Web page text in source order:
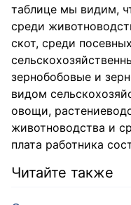
таблице мы видим,
среди
скот, среди
зернобобовые и
видом
овощи,
животноводства и
плата работника
Читайте также